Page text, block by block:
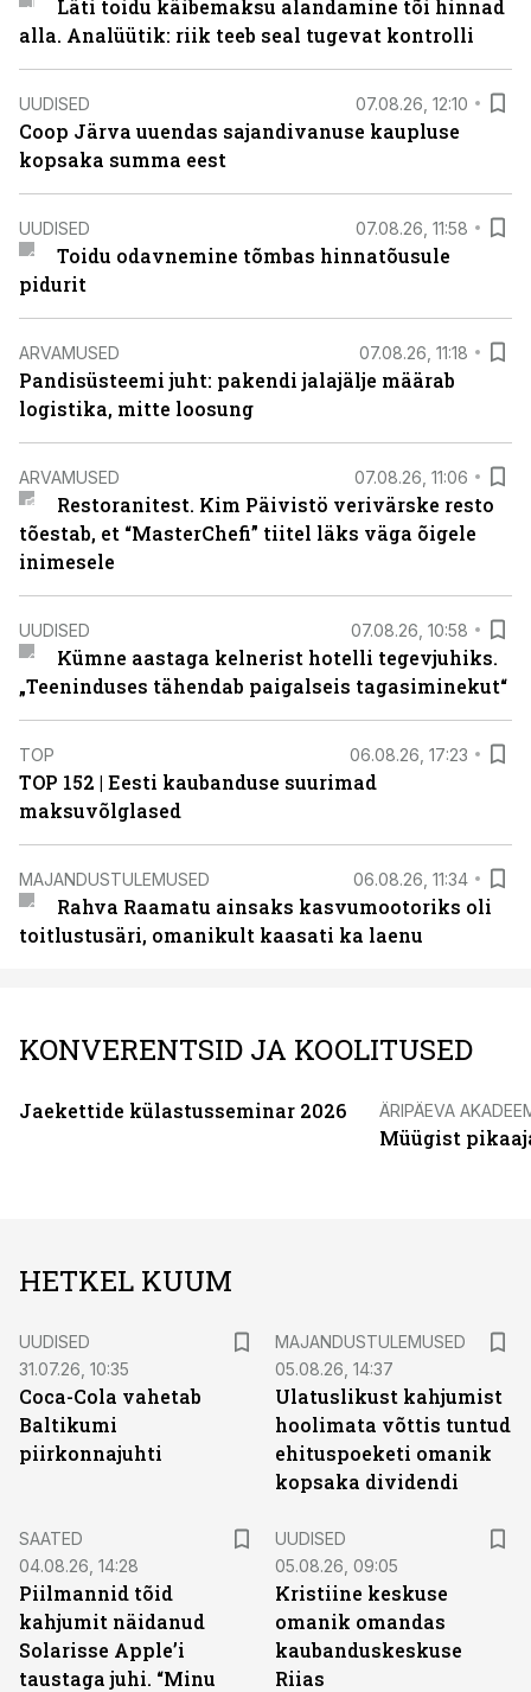
Läti toidu käibemaksu alandamine tõi hinnad
alla. Analüütik: riik teeb seal tugevat kontrolli
UUDISED 07.08.26, 12:10
Coop Järva uuendas sajandivanuse kaupluse
kopsaka summa eest
UUDISED 07.08.26, 11:58
Toidu odavnemine tõmbas hinnatõusule
pidurit
ARVAMUSED 07.08.26, 11:18
Pandisüsteemi juht: pakendi jalajälje määrab
logistika, mitte loosung
ARVAMUSED 07.08.26, 11:06
Restoranitest. Kim Päivistö verivärske resto
tõestab, et “MasterChefi” tiitel läks väga õigele
inimesele
UUDISED 07.08.26, 10:58
Kümne aastaga kelnerist hotelli tegevjuhiks.
„Teeninduses tähendab paigalseis tagasiminekut“
TOP 06.08.26, 17:23
TOP 152 | Eesti kaubanduse suurimad
maksuvõlglased
MAJANDUSTULEMUSED 06.08.26, 11:34
Rahva Raamatu ainsaks kasvumootoriks oli
toitlustusäri, omanikult kaasati ka laenu
KONVERENTSID JA KOOLITUSED
Jaekettide külastusseminar 2026 ÄRIPÄEVA
Müügist
HETKEL KUUM
UUDISED
31.07.26, 10:35
Coca-Cola vahetab
Baltikumi
piirkonnajuhti
MAJANDUSTULEMUSED
05.08.26, 14:37
Ulatuslikust kahjumist
hoolimata võttis tuntud
ehituspoeketi omanik
kopsaka dividendi
SAATED
04.08.26, 14:28
Piilmannid tõid
kahjumit näidanud
Solarisse Apple’i
taustaga juhi. “Minu
UUDISED
05.08.26, 09:05
Kristiine keskuse
omanik omandas
kaubanduskeskuse
Riias